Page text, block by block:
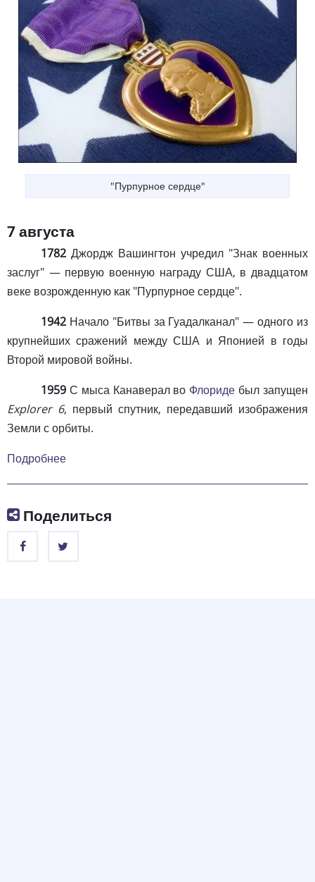
"Пурпурное сердце"
7 августа
1782 Джордж Вашингтон учредил "Знак военных
заслуг" — первую военную награду США, в двадцатом
веке возрожденную как "Пурпурное сердце".
1942 Начало "Битвы за Гуадалканал" — одного из
крупнейших сражений между США и Японией в годы
Второй мировой войны.
1959 С мыса Канаверал во Флориде был запущен
Explorer 6, первый спутник, передавший изображения
Земли с орбиты.
Подробнее
Поделиться